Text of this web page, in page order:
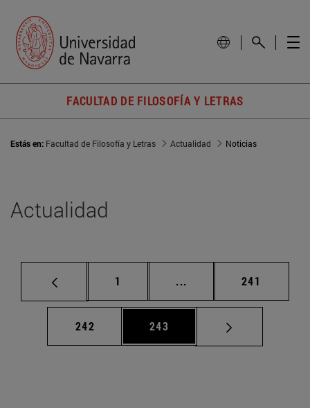
FACULTAD DE FILOSOFÍA Y LETRAS
Estás en: Facultad de Filosofía y Letras Actualidad Noticias
Actualidad
Página
1 ... Páginas intermedias
Página
241
Página
242 Página
243